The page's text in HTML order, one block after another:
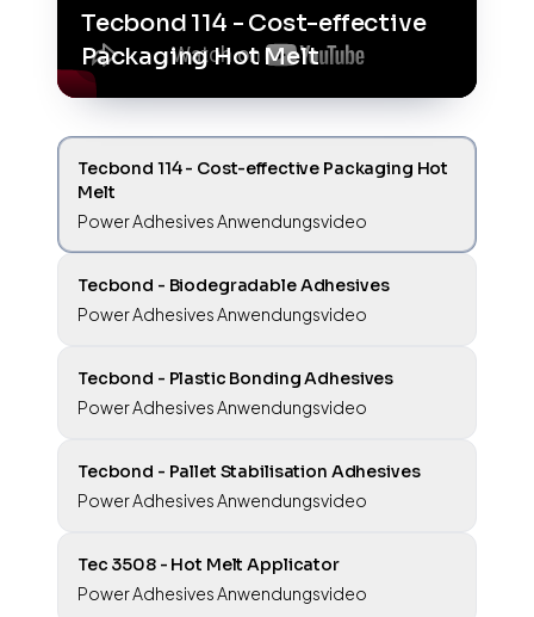
Tecbond 114 - Cost-effective
Packaging Hot Melt
Tecbond 114 - Cost-effective Packaging Hot
Melt
Power Adhesives Anwendungsvideo
Tecbond - Biodegradable Adhesives
Power Adhesives Anwendungsvideo
Tecbond - Plastic Bonding Adhesives
Power Adhesives Anwendungsvideo
Tecbond - Pallet Stabilisation Adhesives
Power Adhesives Anwendungsvideo
Tec 3508 - Hot Melt Applicator
Power Adhesives Anwendungsvideo